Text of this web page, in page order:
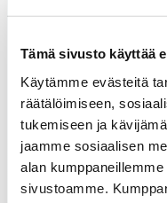
Tämä sivusto käyttää
Käytämme evästeitä
räätälöimiseen,
tukemiseen ja
jaamme sosiaalisen
alan
sivustoamme.
Phone